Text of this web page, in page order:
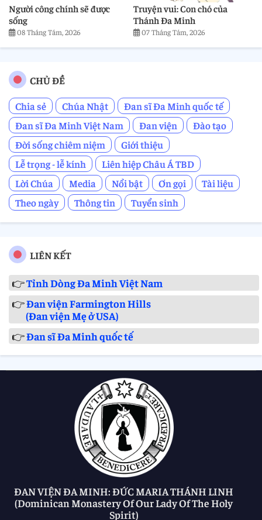
Người công chính sẽ được
sống
08 Tháng Tám, 2026
Truyện vui: Con chó của
Thánh Đa Minh
07 Tháng Tám, 2026
CHỦ ĐỀ
Chia sẻ
Chúa Nhật
Đan sĩ Đa Minh quốc tế
Đan sĩ Đa Minh Việt Nam
Đan viện
Đào tạo
Đời sống chiêm niệm
Giới thiệu
Lễ trọng - lễ kính
Liên hiệp Châu Á TBD
Lời Chúa
Media Nổi bật Ơn gọi
Tài liệu
Theo ngày
Thông tin Tuyển sinh
LIÊN KẾT
👉Tỉnh Dòng Đa Minh Việt Nam
👉Đan viện Farmington Hills
(Đan viện Mẹ ở USA)
👉Đan sĩ Đa Minh quốc tế
ĐAN VIỆN ĐA MINH: ĐỨC MARIA THÁNH LINH
(Dominican Monastery Of Our Lady Of The Holy
Spirit)